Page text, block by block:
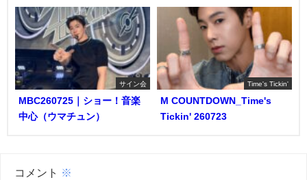
サイン会
MBC260725｜ショー！音楽
中心（ウマチュン）
Time's Tickin'
M COUNTDOWN_Time's
Tickin' 260723
コメント ※